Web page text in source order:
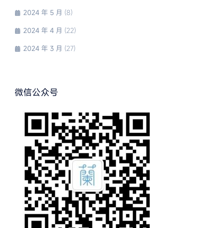
2024 年 5 月 (8)
2024 年 4 月 (22)
2024 年 3 月 (27)
微信公众号